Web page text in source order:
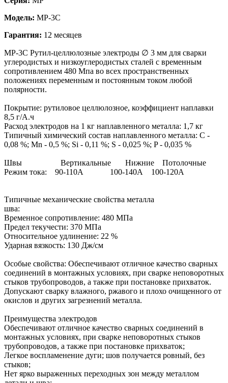
Модель: MP-3C
Гарантия: 12 месяцев
МР-3С Рутил-целлюлозные электроды ∅ 3 мм для сварки
углеродистых и низкоуглеродистых сталей с временным
сопротивлением 480 Мпа во всех пространственных
положениях переменным и постоянным током любой
полярности.
Покрытие: рутиловое целлюлозное, коэффициент наплавки
8,5 г/А.ч
Расход электродов на 1 кг наплавленного металла: 1,7 кг
Типичный химический состав наплавленного металла: С -
0,08 %; Mn - 0,5 %; Si - 0,11 %; S - 0,025 %; P - 0,035 %
Швы Вертикальные Нижние Потолочные
Режим тока: 90-110А 100-140А 100-120А
Типичные механические свойства металла
шва:
Временное сопротивление: 480 МПа
Предел текучести: 370 МПа
Относительное удлинение: 22 %
Ударная вязкость: 130 Дж/см
Особые свойства: Обеспечивают отличное качество сварных
соединений в монтажных условиях, при сварке неповоротных
стыков трубопроводов, а также при постановке прихваток.
Допускают сварку влажного, ржавого и плохо очищенного от
окислов и других загрезнений металла.
Преимущества электродов
Обеспечивают отличное качество сварных соединений в
монтажных условиях, при сварке неповоротных стыков
трубопроводов, а также при постановке прихваток;
Легкое воспламенение дуги; шов получается ровный, без
стыков;
Нет ярко выраженных переходных зон между металлом